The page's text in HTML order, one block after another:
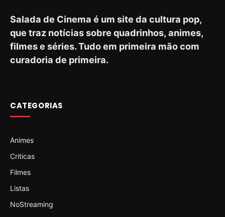
Salada de Cinema é um site da cultura pop,
que traz notícias sobre quadrinhos, animes,
filmes e séries. Tudo em primeira mão com
curadoria de primeira.
CATEGORIAS
Animes
Criticas
Filmes
Listas
NoStreaming